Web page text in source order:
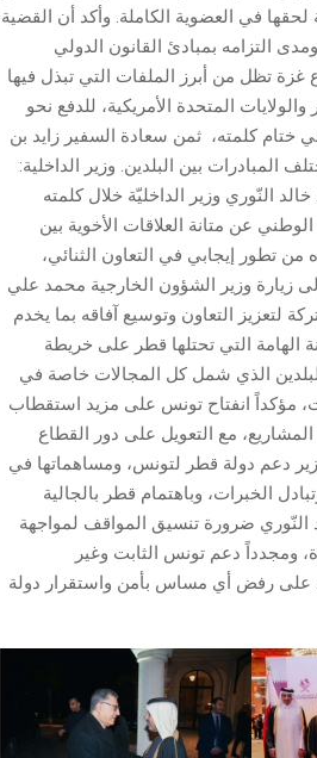
لحقها في العضوية الكاملة. وأكد أن القضية
التزامه بمبادئ القانون الدولي
تظل من أبرز الملفات التي تبذل فيها
المتحدة الأمريكية، للدفع نحو
ختام كلمته، ثمن سعادة السفير زايد بن
بين البلدين. وزير الداخلية:
النّوري وزير الداخليّة خلال كلمته
عن متانة العلاقات الأخوية بين
تطور إيجابي في التعاون الثنائي،
زيارة وزير الشؤون الخارجية محمد علي
من إرادة مشتركة لتعزيز التعاون وتوسيع آفاقه بما يخدم
الهامة التي تحتلها قطر على خريطة
الذي شمل كل المجالات خاصة في
مؤكداً انفتاح تونس على مزيد استقطاب
مع التعويل على دور القطاع
دعم دولة قطر لتونس، ومساهماتها في
الخبرات، وباهتمام قطر بالجالية
النّوري ضرورة تنسيق المواقف لمواجهة
ومجدداً دعم تونس الثابت وغير
على رفض أي مساس بأمن واستقرار دولة